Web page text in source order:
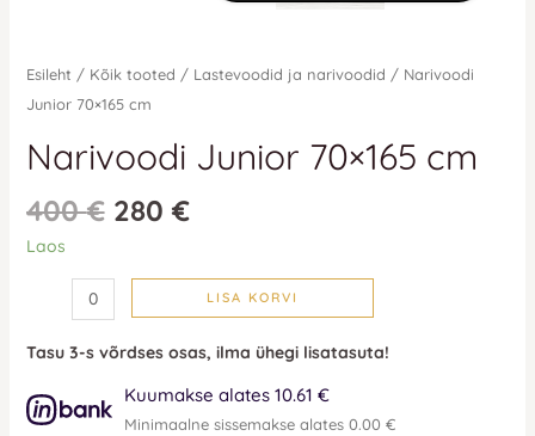
Esileht / Kõik tooted / Lastevoodid ja narivoodid / Narivoodi
Junior 70×165 cm
Narivoodi Junior 70×165 cm
400€ 280€
Laos
LISA KORVI
Tasu 3-s võrdses osas, ilma ühegi lisatasuta!
Kuumakse alates 10.61 €
Minimaalne sissemakse alates 0.00 €